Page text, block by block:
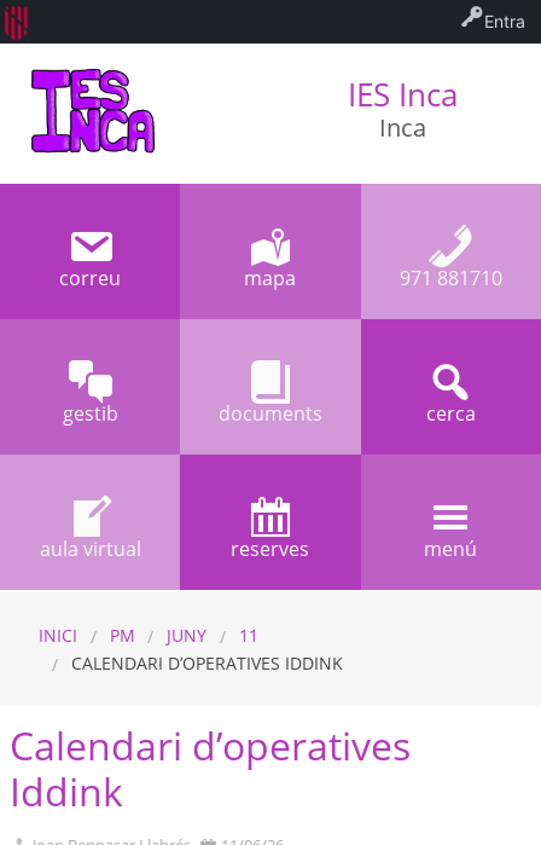
IES Inca
Inca
correu mapa 971 881710
gestib documents cerca
aula virtual reserves menú
INICI PM JUNY
11
CALENDARI D’OPERATIVES IDDINK
Calendari d’operatives
Iddink
Entra